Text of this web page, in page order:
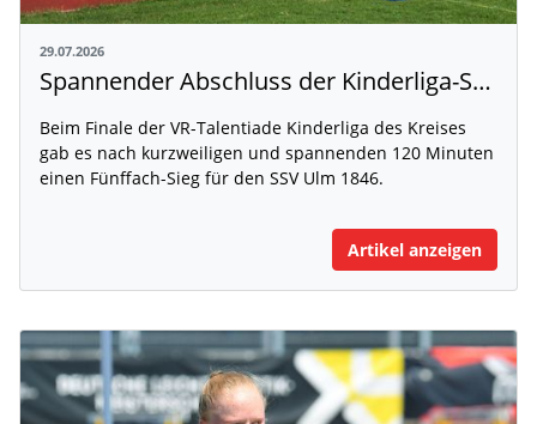
29.07.2026
Spannender Abschluss der Kinderliga-Saison
Beim Finale der VR-Talentiade Kinderliga des Kreises
gab es nach kurzweiligen und spannenden 120 Minuten
einen Fünffach-Sieg für den SSV Ulm 1846.
Artikel anzeigen